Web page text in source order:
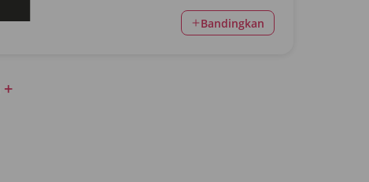
Bandingkan
+